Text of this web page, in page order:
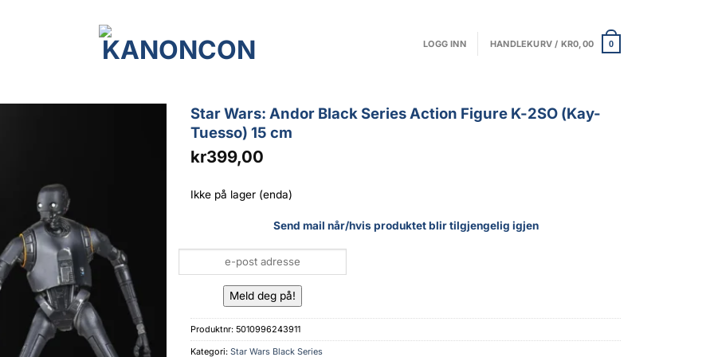
LOGG INN HANDLEKURV / KR0,00 0
Star Wars: Andor Black Series Action Figure K-2SO (Kay-
Tuesso) 15 cm
kr399,00
Ikke på lager (enda)
Send mail når/hvis produktet blir tilgjengelig igjen
Produktnr: 5010996243911
Kategori: Star Wars Black Series